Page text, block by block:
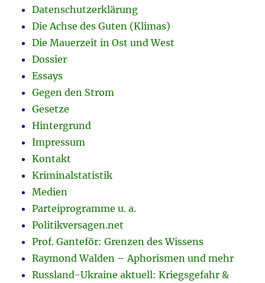
Datenschutzerklärung
Die Achse des Guten (Klimas)
Die Mauerzeit in Ost und West
Dossier
Essays
Gegen den Strom
Gesetze
Hintergrund
Impressum
Kontakt
Kriminalstatistik
Medien
Parteiprogramme u. a.
Politikversagen.net
Prof. Ganteför: Grenzen des Wissens
Raymond Walden – Aphorismen und mehr
Russland-Ukraine aktuell: Kriegsgefahr &